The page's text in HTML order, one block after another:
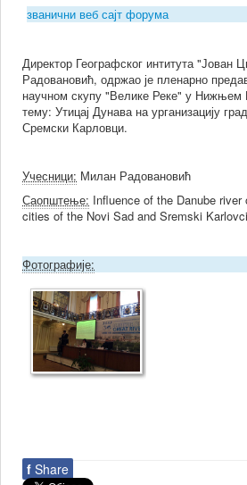
званични веб сајт форума
Директор Географског интитута
Радовановић, одржао је пленарно
научном скупу "Велике Реке" у Нижњем
тему: Утицај Дунава на урганизацију
Сремски Карловци.
Учесници: Милан Радовановић
Саопштење: Influence of the Danube
cities of the Novi Sad and Sremski Karlovci
Фотографије:
f Share